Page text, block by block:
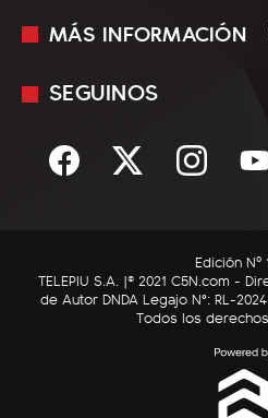
En Vivo
Sociedad
C5N Autos
RatingCero
MÁS INFORMACIÓN
Mediakit
Términos y condiciones
SEGUINOS
Edición Nº
TELEPIU S.A. |© 2021 C5N.com -
de Autor DNDA Legajo N°: RL-
Todos los